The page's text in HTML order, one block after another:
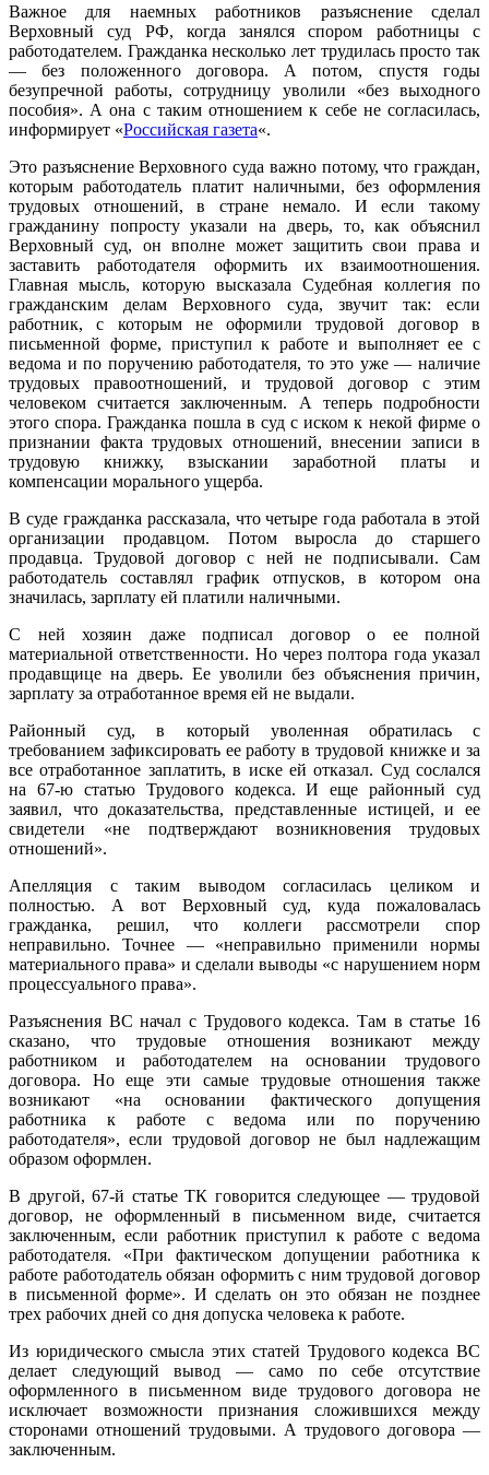
Важное для наемных работников разъяснение сделал
Верховный суд РФ, когда занялся спором работницы с
работодателем. Гражданка несколько лет трудилась просто так
— без положенного договора. А потом, спустя годы
безупречной работы, сотрудницу уволили «без выходного
пособия». А она с таким отношением к себе не согласилась,
информирует «Российская газета«.
Это разъяснение Верховного суда важно потому, что граждан,
которым работодатель платит наличными, без оформления
трудовых отношений, в стране немало. И если такому
гражданину попросту указали на дверь, то, как объяснил
Верховный суд, он вполне может защитить свои права и
заставить работодателя оформить их взаимоотношения.
Главная мысль, которую высказала Судебная коллегия по
гражданским делам Верховного суда, звучит так: если
работник, с которым не оформили трудовой договор в
письменной форме, приступил к работе и выполняет ее с
ведома и по поручению работодателя, то это уже — наличие
трудовых правоотношений, и трудовой договор с этим
человеком считается заключенным. А теперь подробности
этого спора. Гражданка пошла в суд с иском к некой фирме о
признании факта трудовых отношений, внесении записи в
трудовую книжку, взыскании заработной платы и
компенсации морального ущерба.
В суде гражданка рассказала, что четыре года работала в этой
организации продавцом. Потом выросла до старшего
продавца. Трудовой договор с ней не подписывали. Сам
работодатель составлял график отпусков, в котором она
значилась, зарплату ей платили наличными.
С ней хозяин даже подписал договор о ее полной
материальной ответственности. Но через полтора года указал
продавщице на дверь. Ее уволили без объяснения причин,
зарплату за отработанное время ей не выдали.
Районный суд, в который уволенная обратилась с
требованием зафиксировать ее работу в трудовой книжке и за
все отработанное заплатить, в иске ей отказал. Суд сослался
на 67-ю статью Трудового кодекса. И еще районный суд
заявил, что доказательства, представленные истицей, и ее
свидетели «не подтверждают возникновения трудовых
отношений».
Апелляция с таким выводом согласилась целиком и
полностью. А вот Верховный суд, куда пожаловалась
гражданка, решил, что коллеги рассмотрели спор
неправильно. Точнее — «неправильно применили нормы
материального права» и сделали выводы «с нарушением норм
процессуального права».
Разъяснения ВС начал с Трудового кодекса. Там в статье 16
сказано, что трудовые отношения возникают между
работником и работодателем на основании трудового
договора. Но еще эти самые трудовые отношения также
возникают «на основании фактического допущения
работника к работе с ведома или по поручению
работодателя», если трудовой договор не был надлежащим
образом оформлен.
В другой, 67-й статье ТК говорится следующее — трудовой
договор, не оформленный в письменном виде, считается
заключенным, если работник приступил к работе с ведома
работодателя. «При фактическом допущении работника к
работе работодатель обязан оформить с ним трудовой договор
в письменной форме». И сделать он это обязан не позднее
трех рабочих дней со дня допуска человека к работе.
Из юридического смысла этих статей Трудового кодекса ВС
делает следующий вывод — само по себе отсутствие
оформленного в письменном виде трудового договора не
исключает возможности признания сложившихся между
сторонами отношений трудовыми. А трудового договора —
заключенным.